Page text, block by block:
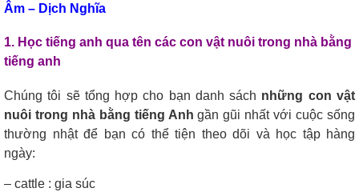
Âm – Dịch Nghĩa
1. Học tiếng anh qua tên các con vật nuôi trong nhà bằng
tiếng anh
Chúng tôi sẽ tổng hợp cho bạn danh sách những con vật
nuôi trong nhà bằng tiếng Anh gần gũi nhất với cuộc sống
thường nhật để bạn có thể tiện theo dõi và học tập hàng
ngày:
– cattle : gia súc